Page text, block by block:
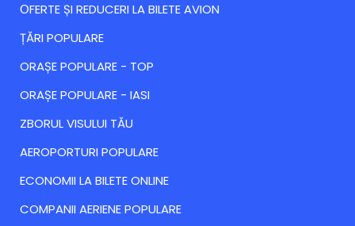
ОFERTE ȘI REDUCERI LA BILETE AVION
ȚĂRI POPULARE
ORAȘE POPULARE - TOP
ORAȘE POPULARE - IASI
ZBORUL VISULUI TĂU
AEROPORTURI POPULARE
ECONOMII LA BILETE ONLINE
COMPANII AERIENE POPULARE